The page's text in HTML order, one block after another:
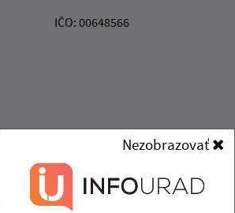
Nezobrazovať
IČO: 00648566